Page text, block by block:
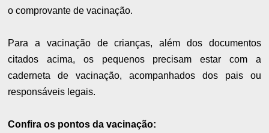
o comprovante de vacinação.
Para a vacinação de crianças, além dos documentos
citados acima, os pequenos precisam estar com a
caderneta de vacinação, acompanhados dos pais ou
responsáveis legais.
Confira os pontos da vacinação: